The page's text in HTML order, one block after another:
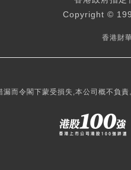
Copyright ©
香港財
而令閣下蒙受損失,本公司概不負責